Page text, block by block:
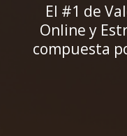
El #1 de
Online y
compuesta